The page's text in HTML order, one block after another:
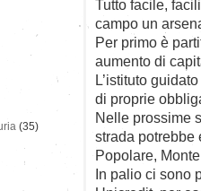
Tutto facile,
campo un
Per primo è
aumento di
L’istituto
di proprie
Nelle prossime
strada potrebbe
Popolare,
In palio ci sono
(35)